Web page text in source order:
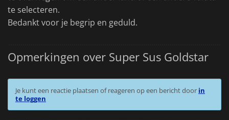
te selecteren.
Bedankt voor je begrip en geduld.
Opmerkingen over Super Sus Goldstar
Je kunt een reactie plaatsen of reageren op een bericht door in
te loggen